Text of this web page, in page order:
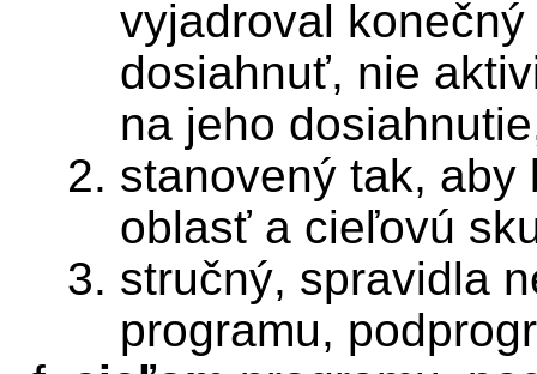
vyjadroval
dosiahnuť, nie
na jeho
stanovený tak,
oblasť a cieľovú
stručný, spravidla
programu,